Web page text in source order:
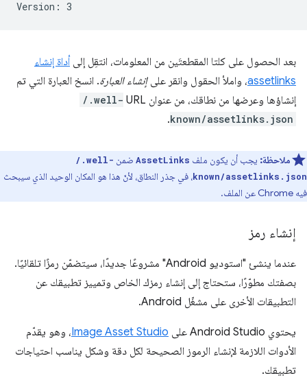
بعد الحصول على كلتا المقطعتَين من المعلومات، انتقِل إلى أداة إنشاء
assetlinks، واملأ الحقول وانقر علىإنشاء العبارة. انسخ العبارة التي تم
إنشاؤها وعرضها من نطاقك، من عنوان URL
/.well-
known/assetlinks.json
.
ملاحظة: يجب أن يكون ملف AssetLinks ضمن /.well-
known/assetlinks.json، في جذر النطاق، لأنّ هذا هو المكان الوحيد الذي سيبحث
فيه Chrome عن الملف.
إنشاء رمز
عندما ينشئ "استوديو Android" مشروعًا جديدًا، سيتضمّن رمزًا تلقائيًا.
بصفتك مطوّرًا، ستحتاج إلى إنشاء رمزك الخاص وتمييز تطبيقك عن
التطبيقات الأخرى على مشغّل Android.
يحتوي Android Studio على Image Asset Studio، وهو يقدّم
الأدوات اللازمة لإنشاء الرموز الصحيحة لكل دقة وشكل يناسب احتياجات
تطبيقك.